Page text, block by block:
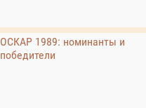
ОСКАР 1989: номинанты и
победители